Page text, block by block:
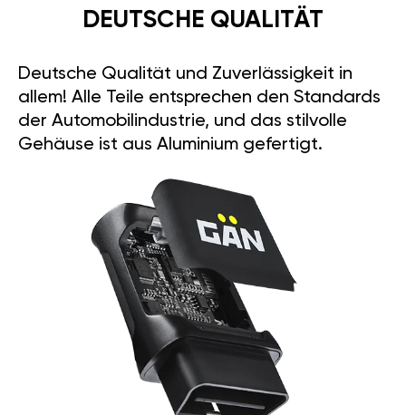
DEUTSCHE QUALITÄT
Deutsche Qualität und Zuverlässigkeit in
allem! Alle Teile entsprechen den Standards
der Automobilindustrie, und das stilvolle
Gehäuse ist aus Aluminium gefertigt.